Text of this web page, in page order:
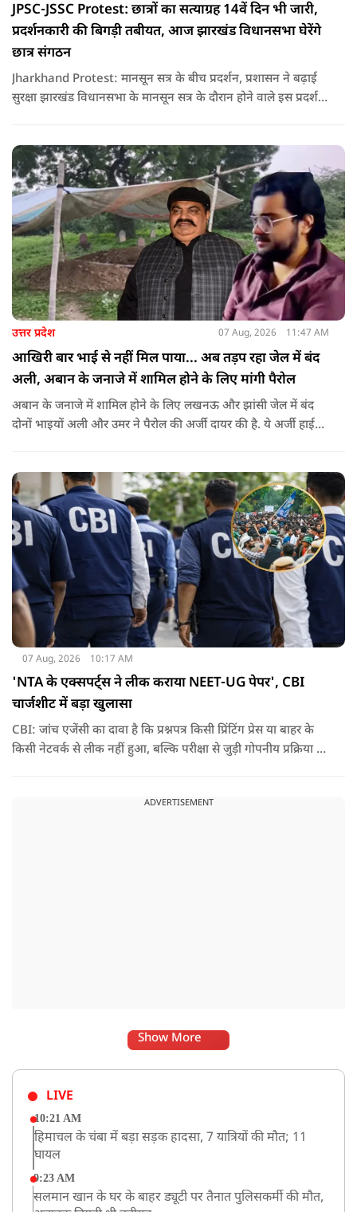
JPSC-JSSC Protest: छात्रों का सत्याग्रह 14वें दिन भी जारी,
प्रदर्शनकारी की बिगड़ी तबीयत, आज झारखंड विधानसभा घेरेंगे
छात्र संगठन
Jharkhand Protest: मानसून सत्र के बीच प्रदर्शन, प्रशासन ने बढ़ाई
सुरक्षा झारखंड विधानसभा के मानसून सत्र के दौरान होने वाले इस प्रदर्शन
जनाधिकार महासभा के आह्वान पर आयोजित किया जा रहा है.
उत्तर प्रदेश 07 Aug, 2026 11:47 AM
आखिरी बार भाई से नहीं मिल पाया... अब तड़प रहा जेल में बंद
अली, अबान के जनाजे में शामिल होने के लिए मांगी पैरोल
अबान के जनाजे में शामिल होने के लिए लखनऊ और झांसी जेल में बंद
दोनों भाइयों अली और उमर ने पैरोल की अर्जी दायर की है. ये अर्जी हाई
07 Aug, 2026 10:17 AM
'NTA के एक्सपर्ट्स ने लीक कराया NEET-UG पेपर', CBI
चार्जशीट में बड़ा खुलासा
CBI: जांच एजेंसी का दावा है कि प्रश्नपत्र किसी प्रिंटिंग प्रेस या बाहर के
किसी नेटवर्क से लीक नहीं हुआ, बल्कि परीक्षा से जुड़ी गोपनीय प्रक्रिया में
ADVERTISEMENT
Show More
LIVE
10:21 AM
हिमाचल के चंबा में बड़ा सड़क हादसा, 7 यात्रियों की मौत; 11
घायल
9:23 AM
सलमान खान के घर के बाहर ड्यूटी पर तैनात पुलिसकर्मी की मौत,